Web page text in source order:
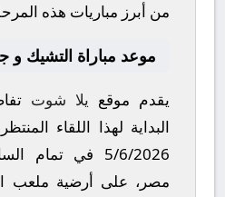
من أبرز مباريات هذه
موعد مباراة التشيك و
يقدم موقع يلا شوت
البداية لهذا اللقاء
5/6/2026 في تمام
مصر، على أرضية ملعب